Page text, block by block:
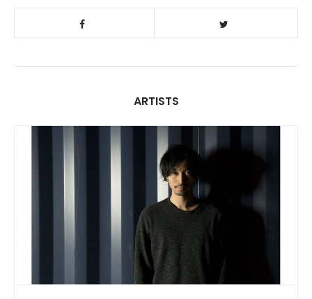
ARTISTS